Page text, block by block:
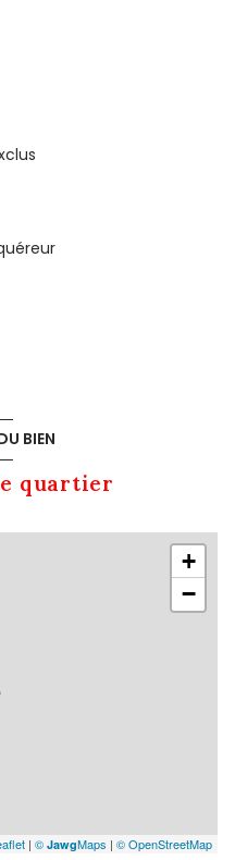
BIEN
quartier
+
−
| © JawgMaps | © OpenStreetMap